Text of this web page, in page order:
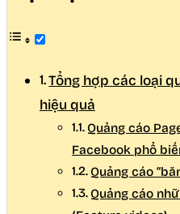
Tổng hợp các loại
hiệu quả
Quảng cáo
Facebook phổ
Quảng cáo
Quảng cáo